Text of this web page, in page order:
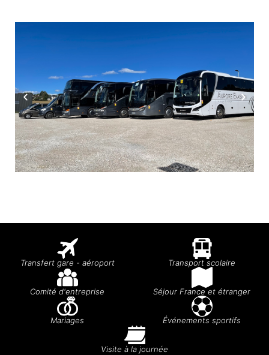
Transfert gare - aéroport Transport scolaire
Comité d'entreprise Séjour France et étranger
Mariages Événements sportifs
Visite à la journée